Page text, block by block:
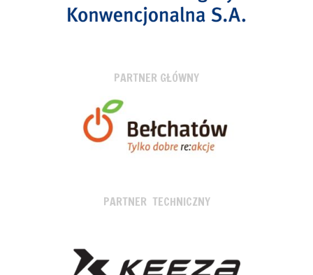
PARTNER GŁÓWNY
PARTNER TECHNICZNY